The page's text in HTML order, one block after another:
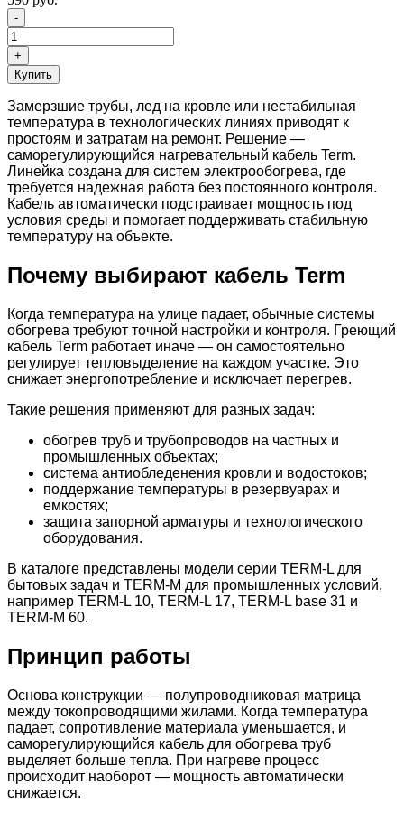
-
+
Купить
Замерзшие трубы, лед на кровле или нестабильная
температура в технологических линиях приводят к
простоям и затратам на ремонт. Решение —
саморегулирующийся нагревательный кабель Term.
Линейка создана для систем электрообогрева, где
требуется надежная работа без постоянного контроля.
Кабель автоматически подстраивает мощность под
условия среды и помогает поддерживать стабильную
температуру на объекте.
Почему выбирают кабель Term
Когда температура на улице падает, обычные системы
обогрева требуют точной настройки и контроля. Греющий
кабель Term работает иначе — он самостоятельно
регулирует тепловыделение на каждом участке. Это
снижает энергопотребление и исключает перегрев.
Такие решения применяют для разных задач:
обогрев труб и трубопроводов на частных и
промышленных объектах;
система антиобледенения кровли и водостоков;
поддержание температуры в резервуарах и
емкостях;
защита запорной арматуры и технологического
оборудования.
В каталоге представлены модели серии TERM-L для
бытовых задач и TERM-M для промышленных условий,
например TERM-L 10, TERM-L 17, TERM-L base 31 и
TERM-M 60.
Принцип работы
Основа конструкции — полупроводниковая матрица
между токопроводящими жилами. Когда температура
падает, сопротивление материала уменьшается, и
саморегулирующийся кабель для обогрева труб
выделяет больше тепла. При нагреве процесс
происходит наоборот — мощность автоматически
снижается.